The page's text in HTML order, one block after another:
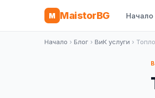
M MaistorBG Начало
Начало › Блог › ВиК услуги ›